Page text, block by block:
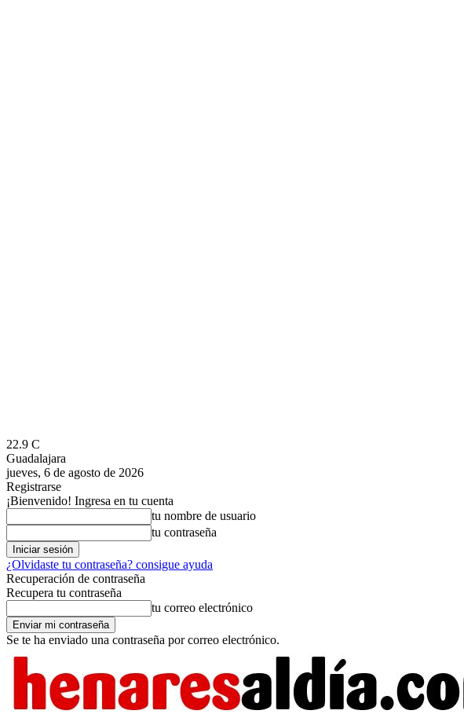
22.9 C
Guadalajara
jueves, 6 de agosto de 2026
Registrarse
¡Bienvenido! Ingresa en tu cuenta
tu nombre de usuario
tu contraseña
¿Olvidaste tu contraseña? consigue ayuda
Recuperación de contraseña
Recupera tu contraseña
tu correo electrónico
Se te ha enviado una contraseña por correo electrónico.